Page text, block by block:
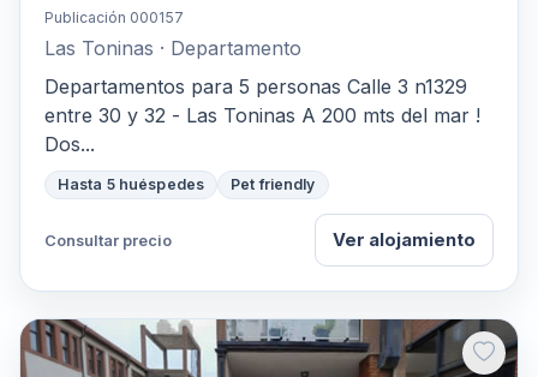
Publicación 000157
Las Toninas · Departamento
Departamentos para 5 personas Calle 3 n1329
entre 30 y 32 - Las Toninas A 200 mts del mar !
Dos...
Hasta 5 huéspedes Pet friendly
Consultar precio Ver alojamiento